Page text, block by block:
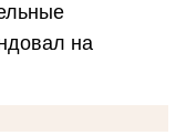
на